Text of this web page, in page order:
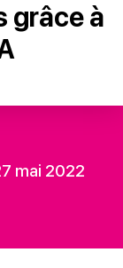
grâce à
mai 2022